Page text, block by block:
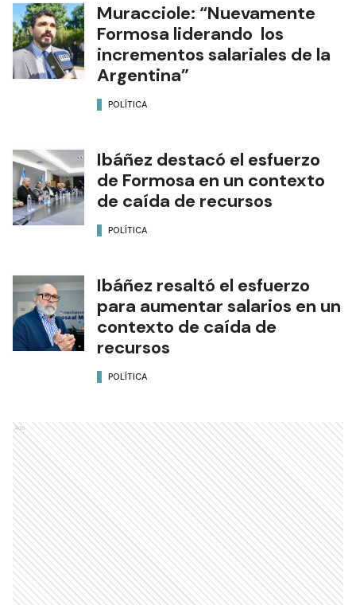
Muracciole: “Nuevamente
Formosa liderando los
incrementos salariales de la
Argentina”
POLÍTICA
Ibáñez destacó el esfuerzo
de Formosa en un contexto
de caída de recursos
POLÍTICA
Ibáñez resaltó el esfuerzo
para aumentar salarios en un
contexto de caída de
recursos
POLÍTICA
Ads